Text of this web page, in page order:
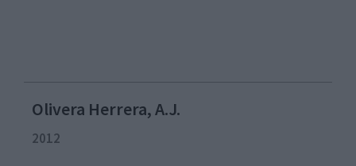
Olivera Herrera, A.J.
2012